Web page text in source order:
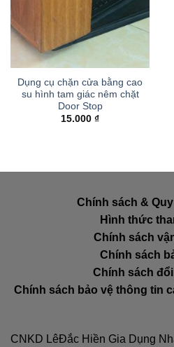
Dụng cụ chặn cửa bằng cao
su hình tam giác nêm chặt
Door Stop
15.000 ₫
Chính sách &
Hình thức
Chính sách
Chính sách
Chính sách
Chính sách bảo vệ thông tin
CNKD LêĐắc Hiền Gia Dụng